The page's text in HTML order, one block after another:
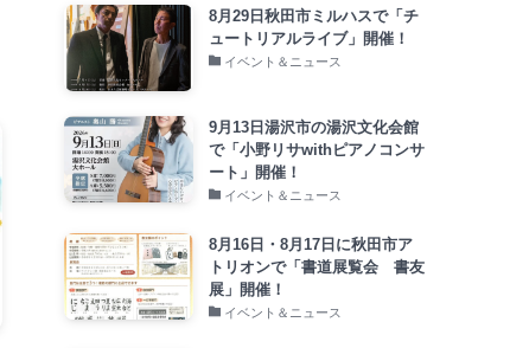
8月29日秋田市ミルハスで「チ
ュートリアルライブ」開催！
イベント＆ニュース
9月13日湯沢市の湯沢文化会館
で「小野リサwithピアノコンサ
ート」開催！
イベント＆ニュース
8月16日・8月17日に秋田市ア
トリオンで「書道展覧会 書友
展」開催！
イベント＆ニュース